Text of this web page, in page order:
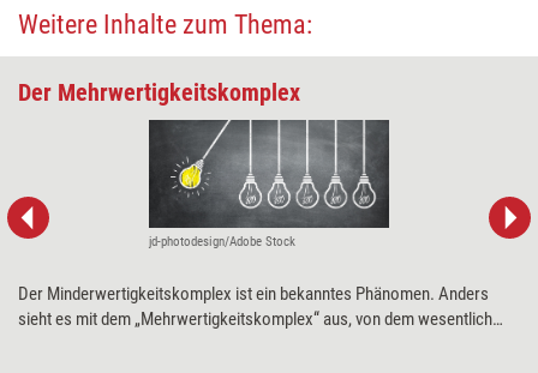
Weitere Inhalte zum Thema:
Der Mehrwertigkeitskomplex
jd-photodesign/Adobe Stock
Der Minderwertigkeitskomplex ist ein bekanntes Phänomen. Anders
sieht es mit dem „Mehrwertigkeitskomplex“ aus, von dem wesentlich